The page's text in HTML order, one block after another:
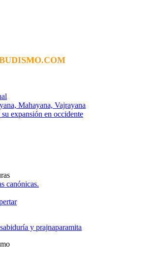
Mahayana, Vajrayana
expansión en occidente
canónicas.
y prajnaparamita